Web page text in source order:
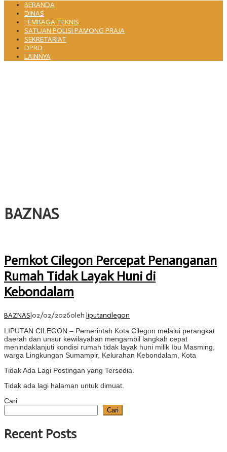
BERANDA
DINAS
LEMBAGA TEKNIS
SATUAN POLISI PAMONG PRAJA
SEKRETARIAT
DPRD
LAINNYA
BAZNAS
Pemkot Cilegon Percepat Penanganan
Rumah Tidak Layak Huni di
Kebondalam
BAZNAS|02/02/2026oleh liputancilegon
LIPUTAN CILEGON – Pemerintah Kota Cilegon melalui perangkat
daerah dan unsur kewilayahan mengambil langkah cepat
menindaklanjuti kondisi rumah tidak layak huni milik Ibu Masming,
warga Lingkungan Sumampir, Kelurahan Kebondalam, Kota
Tidak Ada Lagi Postingan yang Tersedia.
Tidak ada lagi halaman untuk dimuat.
Cari
Cari
Recent Posts